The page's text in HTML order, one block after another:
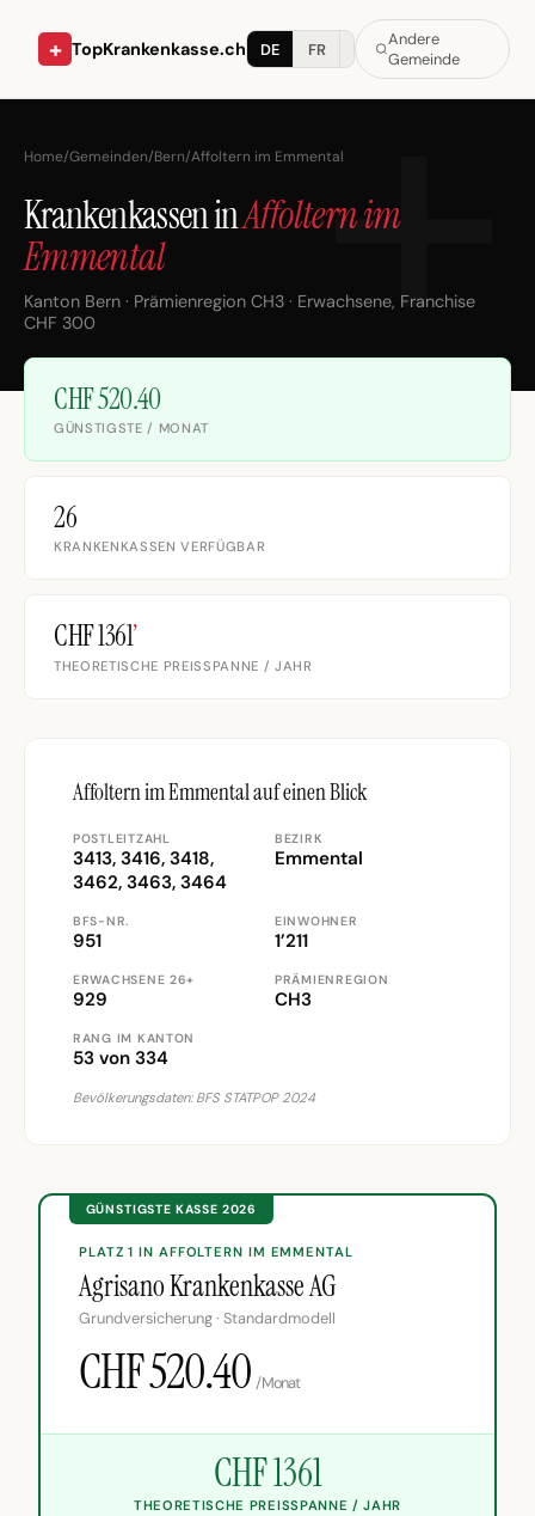
+ TopKrankenkasse.ch DE FR
Andere
Gemeinde
Home/Gemeinden/Bern/Affoltern im Emmental
Krankenkassen inAffoltern im
Emmental
Kanton Bern · Prämienregion CH3 · Erwachsene, Franchise
CHF 300
CHF 520.40
GÜNSTIGSTE / MONAT
26
KRANKENKASSEN VERFÜGBAR
CHF 1361’
THEORETISCHE PREISSPANNE / JAHR
Affoltern im Emmental auf einen Blick
POSTLEITZAHL
3413, 3416, 3418,
3462, 3463, 3464
BEZIRK
Emmental
BFS-NR.
951
EINWOHNER
1’211
ERWACHSENE 26+
929
PRÄMIENREGION
CH3
RANG IM KANTON
53 von 334
Bevölkerungsdaten: BFS STATPOP 2024
GÜNSTIGSTE KASSE 2026
PLATZ 1 IN AFFOLTERN IM EMMENTAL
Agrisano Krankenkasse AG
Grundversicherung · Standardmodell
CHF 520.40 /Monat
CHF 1361
THEORETISCHE PREISSPANNE / JAHR